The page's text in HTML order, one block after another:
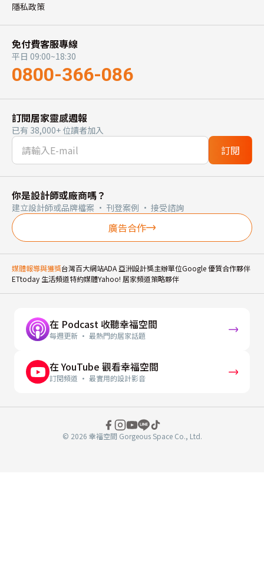
隱私政策
免付費客服專線
平日 09:00~18:30
0800-366-086
訂閱居家靈感週報
已有 38,000+ 位讀者加入
訂閱
你是設計師或廠商嗎？
建立設計師或品牌檔案 · 刊登案例 · 接受諮詢
廣告合作
媒體報導與獲獎台灣百大網站ADA 亞洲設計獎主辦單位Google 優質合作夥伴
ETtoday 生活頻道特約媒體Yahoo! 居家頻道策略夥伴
在 Podcast 收聽幸福空間
每週更新 · 最熱門的居家話題
在 YouTube 觀看幸福空間
訂閱頻道 · 最實用的設計影音
© 2026 幸福空間 Gorgeous Space Co., Ltd.